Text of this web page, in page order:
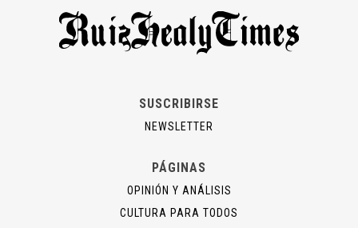
SUSCRIBIRSE
NEWSLETTER
PÁGINAS
OPINIÓN Y ANÁLISIS
CULTURA PARA TODOS